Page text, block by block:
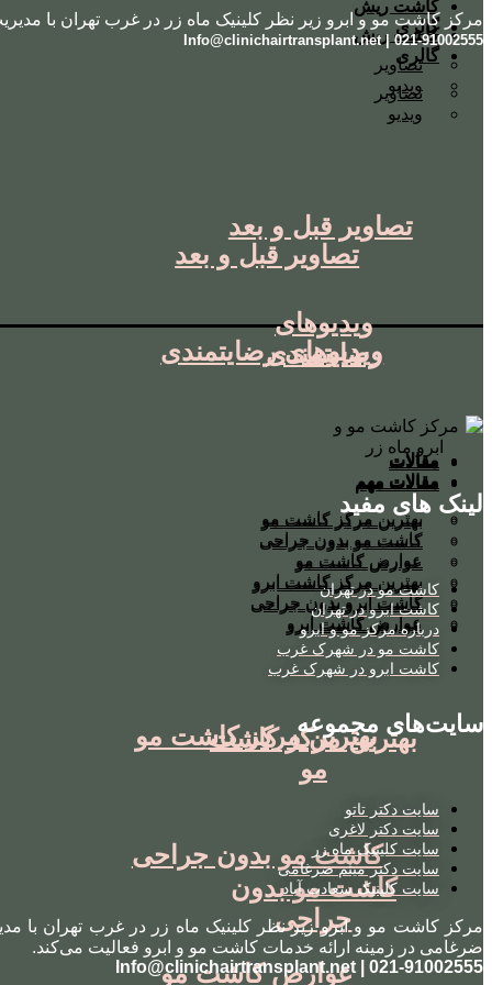
کاشت ریش
گالری
تصاویر
ویدیو
تصاویر قبل و بعد
ویدیوهای
رضایتمندی
مقالات
مقالات مهم
بهترین مرکز کاشت مو
کاشت مو بدون جراحی
عوارض کاشت مو
بهترین مرکز کاشت ابرو
کاشت ابرو بدون جراحی
عوارض کاشت ابرو
بهترین مرکز کاشت
مو
کاشت مو بدون
جراحی
کاشت ریش
گالری
تصاویر
ویدیو
تصاویر قبل و بعد
ویدیوهای رضایتمندی
مقالات
مقالات مهم
بهترین مرکز کاشت مو
کاشت مو بدون جراحی
عوارض کاشت مو
بهترین مرکز کاشت ابرو
کاشت ابرو بدون جراحی
عوارض کاشت ابرو
بهترین مرکز کاشت مو
کاشت مو بدون جراحی
عوارض کاشت مو
مرکز کاشت مو و ابرو زیر نظر کلینیک ماه زر در غرب تهران با
021-91002555 | Info@clinichairtransplant.net
لینک های مفید
کاشت مو در تهران
کاشت ابرو در تهران
درباره مرکز مو و ابرو
کاشت مو در شهرک غرب
کاشت ابرو در شهرک غرب
سایت‌های مجموعه
سایت دکتر تاتو
سایت دکتر لاغری
سایت کلینیک ماه زر
سایت دکتر میثم ضرغامی
سایت کلینیک سعادت آباد
مرکز کاشت مو و ابرو زیر نظر کلینیک ماه زر در غرب تهران با
ضرغامی در زمینه ارائه خدمات کاشت مو و ابرو فعالیت می‌کند.
021-91002555 | Info@clinichairtransplant.net